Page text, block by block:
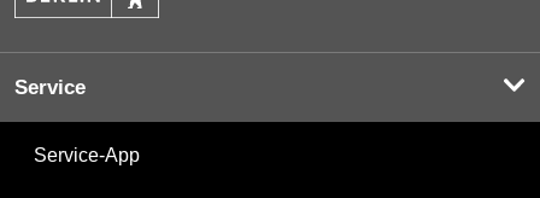
Service
Service-App